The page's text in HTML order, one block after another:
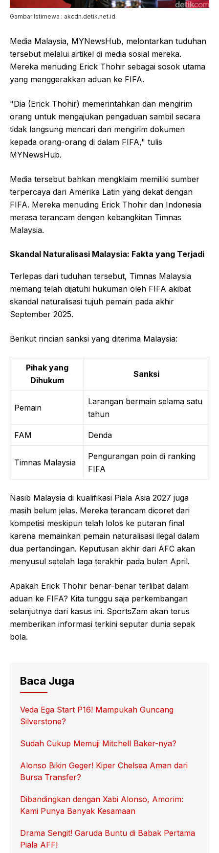
Gambar Istimewa : akcdn.detik.net.id
Media Malaysia, MYNewsHub, melontarkan tuduhan
tersebut melalui artikel di media sosial mereka.
Mereka menuding Erick Thohir sebagai sosok utama
yang menggerakkan aduan ke FIFA.
"Dia (Erick Thohir) memerintahkan dan mengirim
orang untuk mengajukan pengaduan sambil secara
tidak langsung mencari dan mengirim dokumen
kepada orang-orang di dalam FIFA," tulis
MYNewsHub.
Media tersebut bahkan mengklaim memiliki sumber
terpercaya dari Amerika Latin yang dekat dengan
FIFA. Mereka menuding Erick Thohir dan Indonesia
merasa terancam dengan kebangkitan Timnas
Malaysia.
Skandal Naturalisasi Malaysia: Fakta yang Terjadi
Terlepas dari tuduhan tersebut, Timnas Malaysia
memang telah dijatuhi hukuman oleh FIFA akibat
skandal naturalisasi tujuh pemain pada akhir
September 2025.
Berikut rincian sanksi yang diterima Malaysia:
Pihak yang
Dihukum
Sanksi
Pemain
Larangan bermain selama satu
tahun
FAM Denda
Timnas Malaysia
Pengurangan poin di ranking
FIFA
Nasib Malaysia di kualifikasi Piala Asia 2027 juga
masih belum jelas. Mereka terancam dicoret dari
kompetisi meskipun telah lolos ke putaran final
karena memainkan pemain naturalisasi ilegal dalam
dua pertandingan. Keputusan akhir dari AFC akan
menyusul setelah laga terakhir pada bulan April.
Apakah Erick Thohir benar-benar terlibat dalam
aduan ke FIFA? Kita tunggu saja perkembangan
selanjutnya dari kasus ini. SportsZam akan terus
memberikan informasi terkini seputar dunia sepak
bola.
Baca Juga
Veda Ega Start P16! Mampukah Guncang
Silverstone?
Sudah Cukup Memuji Mitchell Baker-nya?
Alonso Bikin Geger! Kiper Chelsea Aman dari
Bursa Transfer?
Dibandingkan dengan Xabi Alonso, Amorim:
Kami Punya Banyak Kesamaan
Drama Sengit! Garuda Buntu di Babak Pertama
Piala AFF!